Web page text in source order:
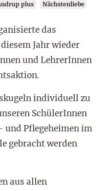
plus Nächstenliebe
das
Jahr wieder
und LehrerInnen
individuell zu
SchülerInnen
und Pflegeheimen im
gebracht werden
aus allen